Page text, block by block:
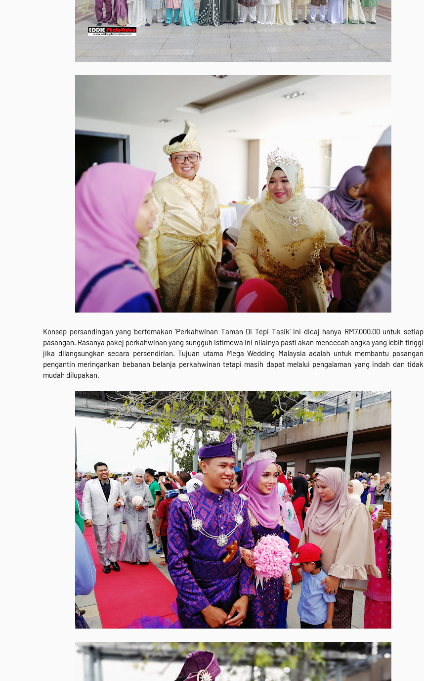
Konsep persandingan yang bertemakan 'Perkahwinan Taman Di Tepi Tasik' ini dicaj hanya RM7,000.00 untuk setiap
pasangan. Rasanya pakej perkahwinan yang sungguh istimewa ini nilainya pasti akan mencecah angka yang lebih tinggi
jika dilangsungkan secara persendirian. Tujuan utama Mega Wedding Malaysia adalah untuk membantu pasangan
pengantin meringankan bebanan belanja perkahwinan tetapi masih dapat melalui pengalaman yang indah dan tidak
mudah dilupakan.